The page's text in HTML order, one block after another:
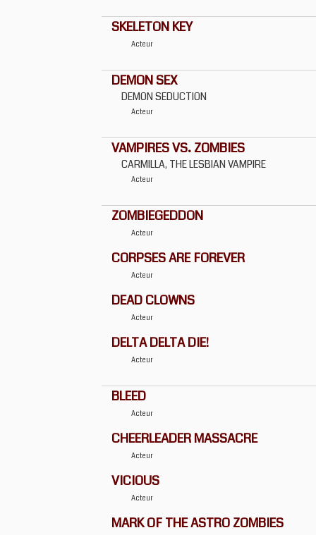
SKELETON KEY
Acteur
DEMON SEX
DEMON SEDUCTION
Acteur
VAMPIRES VS. ZOMBIES
CARMILLA, THE LESBIAN VAMPIRE
Acteur
ZOMBIEGEDDON
Acteur
CORPSES ARE FOREVER
Acteur
DEAD CLOWNS
Acteur
DELTA DELTA DIE!
Acteur
BLEED
Acteur
CHEERLEADER MASSACRE
Acteur
VICIOUS
Acteur
MARK OF THE ASTRO ZOMBIES